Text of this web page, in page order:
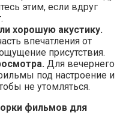
этим, если вдруг
хорошую акустику.
впечатления от
присутствия.
Для вечернего
под настроение и
не утомляться.
фильмов для